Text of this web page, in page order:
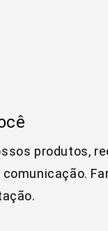
produtos,